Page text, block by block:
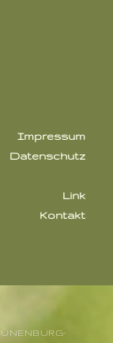
Impressum
Datenschutz
Link
Kontakt